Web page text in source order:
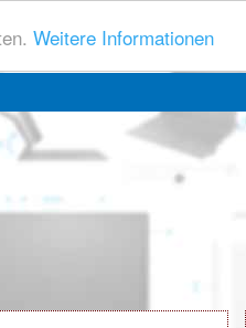
Weitere Informationen